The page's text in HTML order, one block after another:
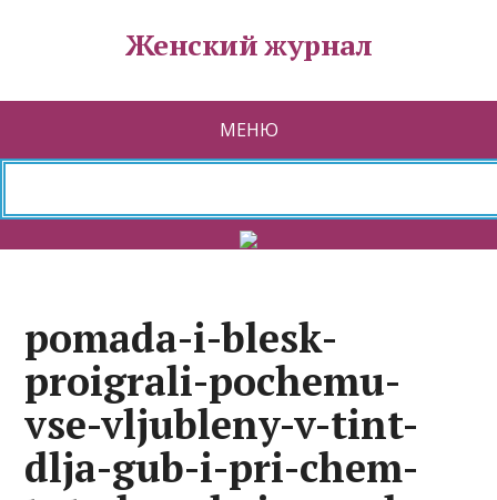
Женский журнал
МЕНЮ
pomada-i-blesk-
proigrali-pochemu-
vse-vljubleny-v-tint-
dlja-gub-i-pri-chem-